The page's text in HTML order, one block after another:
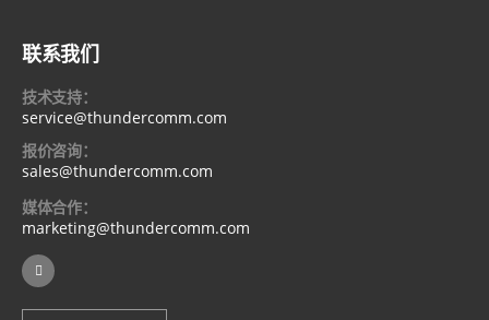
联系我们
技术支持：
service@thundercomm.com
报价咨询：
sales@thundercomm.com
媒体合作：
marketing@thundercomm.com